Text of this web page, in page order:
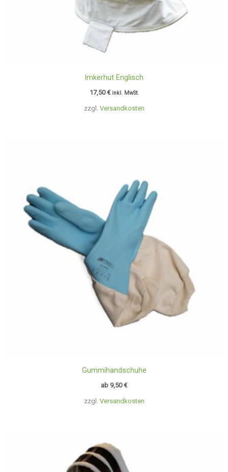
zzgl. Versandkosten
Imkerhut Englisch
17,50€ inkl. MwSt.
zzgl. Versandkosten
Gummihandschuhe
ab 9,50€